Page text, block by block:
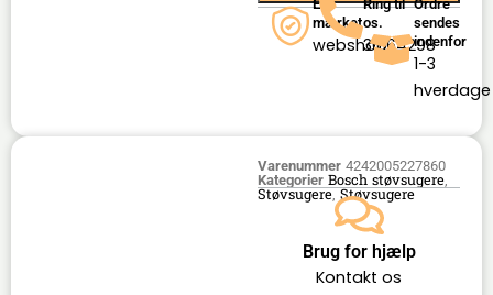
E-
mærket
webshop
Ring til
os.
36164298
Ordre
sendes
indenfor
1-3
hverdage
Varenummer 4242005227860
Kategorier Bosch støvsugere,
Støvsugere, Støvsugere
Brug for hjælp
Kontakt os